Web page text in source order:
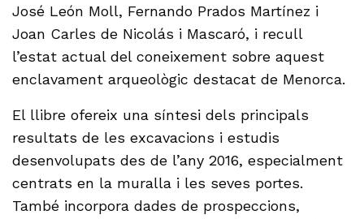
José León Moll, Fernando Prados Martínez i
Joan Carles de Nicolás i Mascaró, i recull
l’estat actual del coneixement sobre aquest
enclavament arqueològic destacat de Menorca.
El llibre ofereix una síntesi dels principals
resultats de les excavacions i estudis
desenvolupats des de l’any 2016, especialment
centrats en la muralla i les seves portes.
També incorpora dades de prospeccions,